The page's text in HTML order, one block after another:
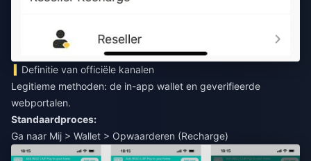
Definitie van officiële kanalen
Legitieme methoden: de in-app wallet en geverifieerde
webportalen.
Standaardproces:
Ga naar Mij > Wallet > Opwaarderen (Recharge)